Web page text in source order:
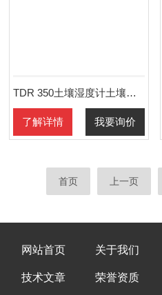
TDR 350土壤湿度计土壤水分探测器
了解详情 我要询价
首页 上一页
网站首页 关于我们
技术文章 荣誉资质